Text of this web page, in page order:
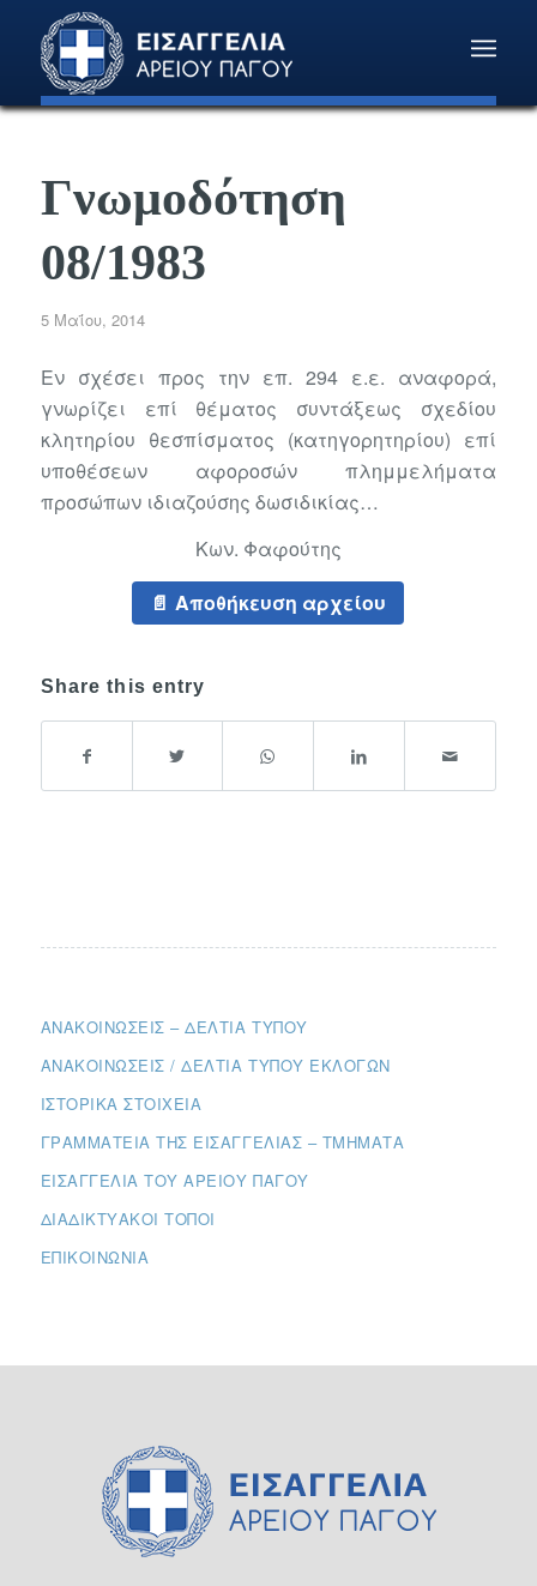
Γνωμοδότηση
08/1983
5 Μαΐου, 2014
Εν σχέσει προς την επ. 294 ε.ε. αναφορά,
γνωρίζει επί θέματος συντάξεως σχεδίου
κλητηρίου θεσπίσματος (κατηγορητηρίου) επί
υποθέσεων αφοροσών πλημμελήματα
προσώπων ιδιαζούσης δωσιδικίας…
Κων. Φαφούτης
Αποθήκευση αρχείου
Share this entry
ΑΝΑΚΟΙΝΏΣΕΙΣ – ΔΕΛΤΊΑ ΤΎΠΟΥ
ΑΝΑΚΟΙΝΏΣΕΙΣ / ΔΕΛΤΊΑ ΤΎΠΟΥ ΕΚΛΟΓΏΝ
ΙΣΤΟΡΙΚΆ ΣΤΟΙΧΕΊΑ
ΓΡΑΜΜΑΤΕΊΑ ΤΗΣ ΕΙΣΑΓΓΕΛΊΑΣ – ΤΜΉΜΑΤΑ
ΕΙΣΑΓΓΕΛΊΑ ΤΟΥ ΑΡΕΊΟΥ ΠΆΓΟΥ
ΔΙΑΔΙΚΤΥΑΚΟΊ ΤΌΠΟΙ
ΕΠΙΚΟΙΝΩΝΊΑ